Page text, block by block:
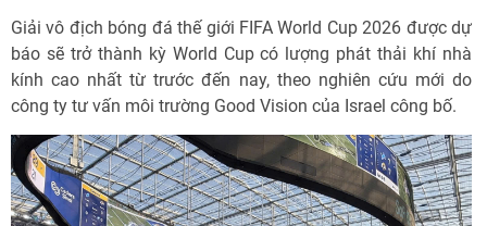
Giải vô địch bóng đá thế giới FIFA World Cup 2026 được dự
báo sẽ trở thành kỳ World Cup có lượng phát thải khí nhà
kính cao nhất từ trước đến nay, theo nghiên cứu mới do
công ty tư vấn môi trường Good Vision của Israel công bố.